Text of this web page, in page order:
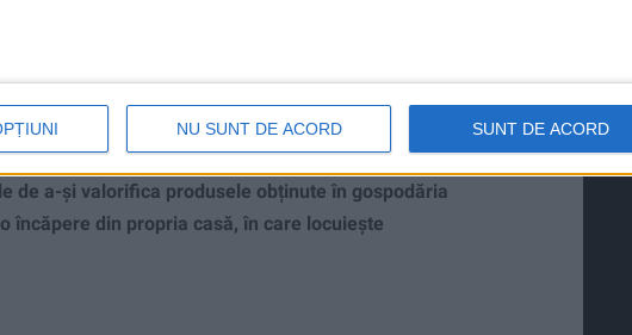
NU SUNT DE ACORD SUNT DE ACORD
casa cu numărul 234, s-a deschis recent încă un
curajoasă, de altfel, în ziua de azi, i-a aparținut
de a-și valorifica produsele obținute în gospodăria
încăpere din propria casă, în care locuieşte